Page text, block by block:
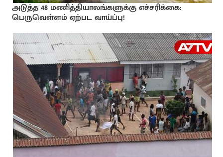
அடுத்த 48 மணித்தியாலங்களுக்கு எச்சரிக்கை:
பெருவெள்ளம் ஏற்பட வாய்ப்பு!